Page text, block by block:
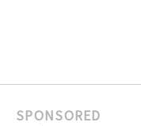
SPONSORED